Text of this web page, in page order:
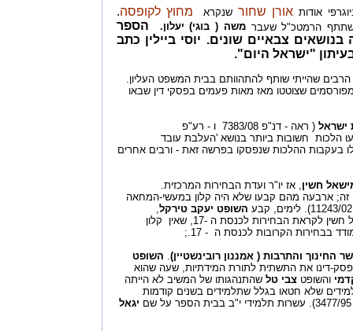
אודות אורן שחורשנקרא מחוץ לקופסה.
הרמטכ"ל שעברמשה ( בוגי) יעלון. הספר
צבאיים שונים. יוסי ביילין כתב
"ישראל היום".
שהייתי שותף להתהוותם בבית המשפט העליון.
שצוטטו מאז מאות פעמים בפסקי דין שבאו
ישראל
( ראה - דנ"פ 7383/08 ו - רע"פ
הלכות חשובות ביותר בנושא 'העלבת עובד
בעקבות ההלכות שנפסקו בפרשה זאת - ורבים אחרים
חשין, אז יו"ר ועדת הבחירות המרכזית.
זה; ארבעה מהם קבעו שלא היה קלון במעשי-המחאה
השופט יעקב טירקל,
מי שהחליף את השופט מישאל חשין לקראת הבחירות לכנסת ה -17, שאין קלון
בבחירות הקרובות לכנסת ה - 17.;
החינוך והתרבות ( אמננון רובינשטיין). השופט
דינו את התשתית לתורת המידתיות, שעה שהוא
והשופט צבי טל שהתנהגותו של המשיב לא הייתה
שלא חטאו בגלל שתלמידים בשנים קודמות
יגאל